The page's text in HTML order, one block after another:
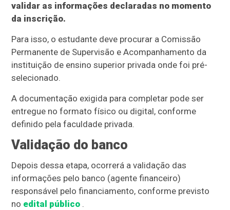
validar as informações declaradas no momento
da inscrição.
Para isso, o estudante deve procurar a Comissão
Permanente de Supervisão e Acompanhamento da
instituição de ensino superior privada onde foi pré-
selecionado.
A documentação exigida para completar pode ser
entregue no formato físico ou digital, conforme
definido pela faculdade privada.
Validação do banco
Depois dessa etapa, ocorrerá a validação das
informações pelo banco (agente financeiro)
responsável pelo financiamento, conforme previsto
no edital público .